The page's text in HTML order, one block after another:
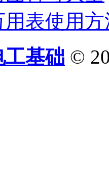
表使用方
工基础 ©